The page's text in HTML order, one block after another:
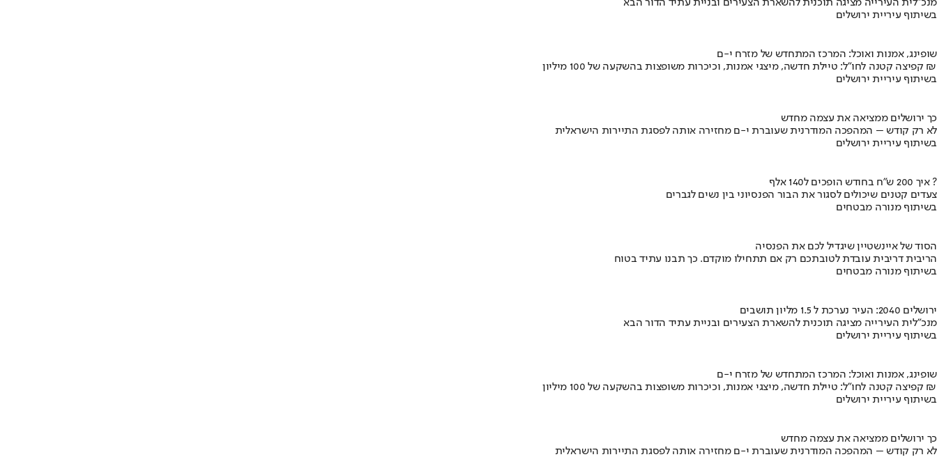
מנכ"לית העירייה מציגה תוכנית להשארת הצעירים ובניית עתיד הדור הבא
בשיתוף עיריית ירושלים
שופינג, אמנות ואוכל: המרכז המתחדש של מזרח י-ם
קפיצה קטנה לחו"ל: טיילת חדשה, מיצגי אמנות, וכיכרות משופצות בהשקעה של 100 מיליון ₪
בשיתוף עיריית ירושלים
כך ירושלים ממציאה את עצמה מחדש
לא רק קודש – המהפכה המודרנית שעוברת י-ם מחזירה אותה לפסגת התיירות הישראלית
בשיתוף עיריית ירושלים
איך 200 ש"ח בחודש הופכים ל140 אלף ?
צעדים קטנים שיכולים לסגור את הבור הפנסיוני בין נשים לגברים
בשיתוף מנורה מבטחים
הסוד של איינשטיין שיגדיל לכם את הפנסיה
הריבית דריבית עובדת לטובתכם רק אם תתחילו מוקדם. כך תבנו עתיד בטוח
בשיתוף מנורה מבטחים
ירושלים 2040: העיר נערכת ל 1.5 מליון תושבים
מנכ"לית העירייה מציגה תוכנית להשארת הצעירים ובניית עתיד הדור הבא
בשיתוף עיריית ירושלים
שופינג, אמנות ואוכל: המרכז המתחדש של מזרח י-ם
קפיצה קטנה לחו"ל: טיילת חדשה, מיצגי אמנות, וכיכרות משופצות בהשקעה של 100 מיליון ₪
בשיתוף עיריית ירושלים
כך ירושלים ממציאה את עצמה מחדש
לא רק קודש – המהפכה המודרנית שעוברת י-ם מחזירה אותה לפסגת התיירות הישראלית